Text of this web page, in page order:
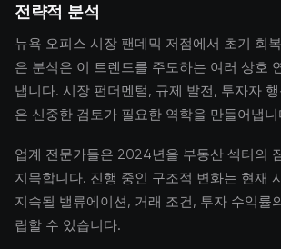
전략적 분석
뉴욕 오피스 시장 팬데믹 저점에서 초기 회
은 분석은 이 트렌드를 주도하는 여러 상호
냅니다. 시장 펀더멘털, 규제 발전, 투자자
은 신중한 검토가 필요한 역학을 만들어냅니
업계 전문가들은 2024년을 부동산 섹터의
지목합니다. 진행 중인 구조적 변화는 현재
지속될 밸류에이션, 거래 조건, 투자 수익률
립할 수 있습니다.